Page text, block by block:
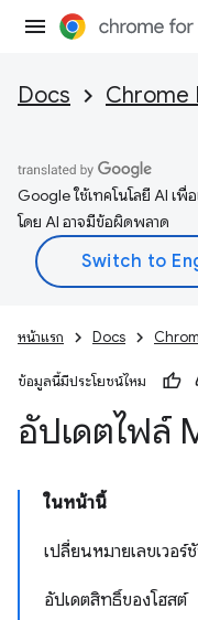
Docs Chrome
Google ใช้เทคโนโลยี AI เ
โดย AI อาจมีข้อผิดพลาด
หน้าแรก Docs
ข้อมูลนี้มีประโยชน์ไหม
อัปเดตไฟล์
ในหน้านี้
เปลี่ยนหมายเลขเวอ
อัปเดตสิทธิ์ของโฮสต์